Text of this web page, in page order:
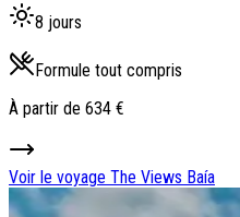
8 jours
Formule tout compris
À partir de 634 €
Voir le voyage The Views Baía